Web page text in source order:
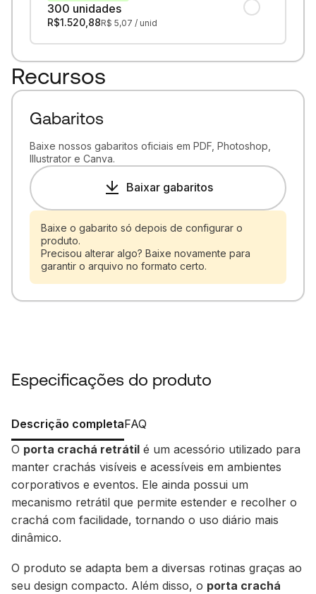
300 unidades
R$1.520,88R$5,07 / unid
Recursos
Gabaritos
Baixe nossos gabaritos oficiais em PDF, Photoshop,
Illustrator e Canva.
Baixar gabaritos
Baixe o gabarito só depois de configurar o
produto.
Precisou alterar algo? Baixe novamente para
garantir o arquivo no formato certo.
Especificações do produto
Descrição completaFAQ
O porta crachá retrátil é um acessório utilizado para
manter crachás visíveis e acessíveis em ambientes
corporativos e eventos. Ele ainda possui um
mecanismo retrátil que permite estender e recolher o
crachá com facilidade, tornando o uso diário mais
dinâmico.
O produto se adapta bem a diversas rotinas graças ao
seu design compacto. Além disso, o porta crachá